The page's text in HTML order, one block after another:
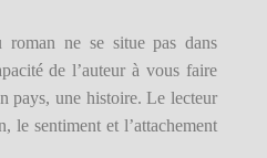
ne se situe pas dans
de l’auteur à vous faire
pays, une histoire. Le lecteur
le sentiment et l’attachement